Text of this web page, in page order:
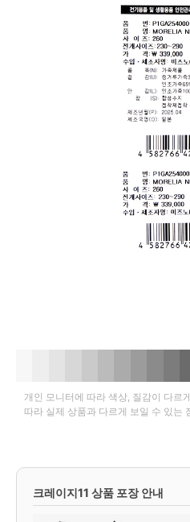
개인 모니터에 따라 색상, 질감이 다르
따라 실제 상품과 다르게 보일 수 있는
크레이지11 상품 포장 안내